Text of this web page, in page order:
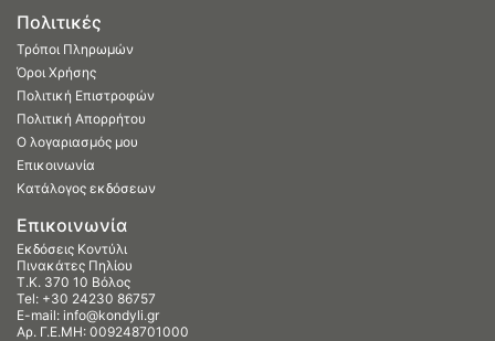
Πολιτικές
Τρόποι Πληρωμών
Όροι Χρήσης
Πολιτική Επιστροφών
Πολιτική Απορρήτου
Ο λογαριασμός μου
Επικοινωνία
Κατάλογος εκδόσεων
Επικοινωνία
Εκδόσεις Κοντύλι
Πινακάτες Πηλίου
Τ.Κ. 370 10 Βόλος
Tel: +30 24230 86757
E-mail: info@kondyli.gr
Αρ. Γ.Ε.ΜΗ: 009248701000